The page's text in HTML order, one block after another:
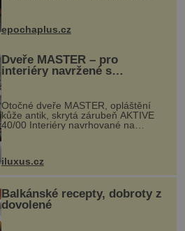
návštěvníků, kteří si vychutnávají
kultur...
epochaplus.cz
Dveře MASTER – pro
interiéry navržené s
rozumem i vášní!
Otočné dveře MASTER, opláštění
kůže antik, skrytá zárubeň AKTIVE
40/00 Interiéry navrhované na
zakázku často vyžadují atypické
rozměry nejen nábytku, ale i
dnes umož...
iluxus.cz
Balkánské recepty, dobroty z
dovolené